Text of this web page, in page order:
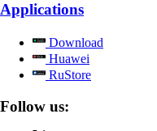
Applications
Download
Huawei
RuStore
Follow us: